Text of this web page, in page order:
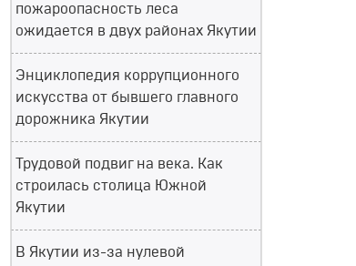
пожароопасность леса
ожидается в двух районах Якутии
Энциклопедия коррупционного
искусства от бывшего главного
дорожника Якутии
Трудовой подвиг на века. Как
строилась столица Южной
Якутии
В Якутии из-за нулевой